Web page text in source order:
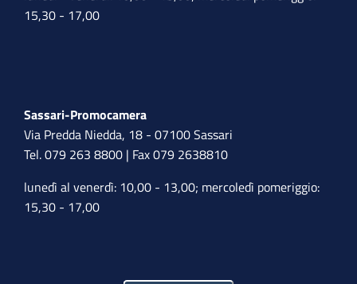
15,30 - 17,00
Sassari-Promocamera
Via Predda Niedda, 18 - 07100 Sassari
Tel. 079 263 8800 | Fax 079 2638810
lunedì al venerdì: 10,00 - 13,00; mercoledì pomeriggio:
15,30 - 17,00